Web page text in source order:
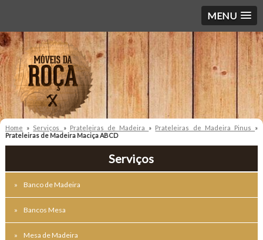
MENU
Home » Serviços » Prateleiras de Madeira » Prateleiras de Madeira Pinus »
Prateleiras de Madeira Maciça ABCD
Serviços
Banco de Madeira
Bancos Mesa
Mesa de Madeira